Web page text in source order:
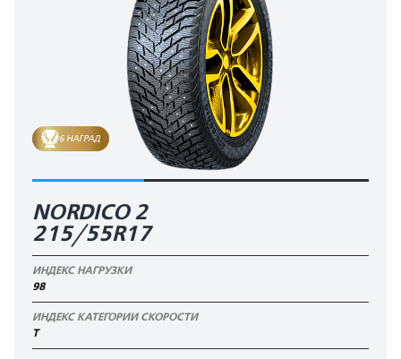
6 НАГРАД
NORDICO 2
215/55R17
ИНДЕКС НАГРУЗКИ
98
ИНДЕКС КАТЕГОРИИ СКОРОСТИ
T